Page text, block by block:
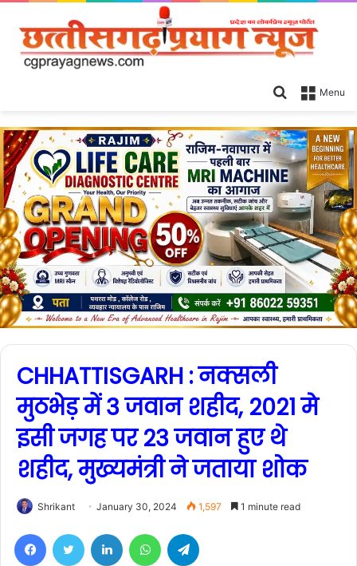
Menu
Search
CHHATTISGARH : नक्सली
मुठभेड़ में 3 जवान शहीद, 2021 मे
इसी जगह पर 23 जवान हुए थे
शहीद, मुख्यमंत्री ने जताया शोक
Shrikant January 30, 2024 1,597 1 minute read